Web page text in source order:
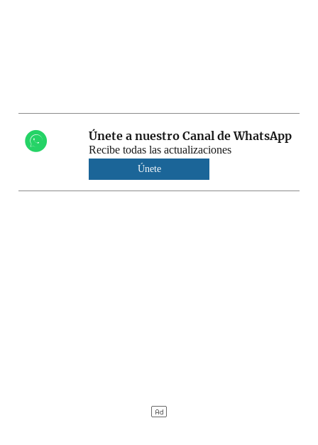
Únete a nuestro Canal de WhatsApp
Recibe todas las actualizaciones
Únete